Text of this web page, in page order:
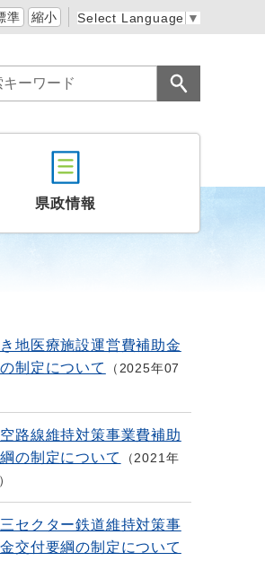
準 縮小 Select Language ▼
県政情報
地医療施設運営費補助金
制定について
2025年07
路線維持対策事業費補助
の制定について
2021年
セクター鉄道維持対策事
交付要綱の制定について